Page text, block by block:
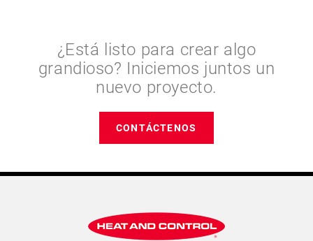
¿Está listo para crear algo
grandioso? Iniciemos juntos un
nuevo proyecto.
CONTÁCTENOS